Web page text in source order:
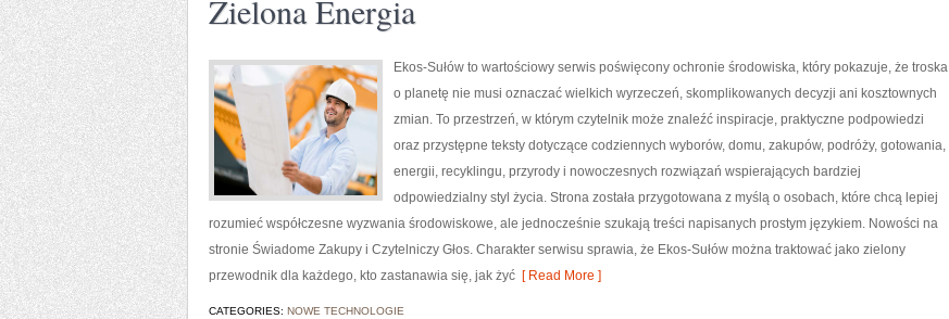
Zielona Energia
Ekos-Sułów to wartościowy serwis poświęcony ochronie środowiska, który pokazuje, że troska
o planetę nie musi oznaczać wielkich wyrzeczeń, skomplikowanych decyzji ani kosztownych
zmian. To przestrzeń, w którym czytelnik może znaleźć inspiracje, praktyczne podpowiedzi
oraz przystępne teksty dotyczące codziennych wyborów, domu, zakupów, podróży, gotowania,
energii, recyklingu, przyrody i nowoczesnych rozwiązań wspierających bardziej
odpowiedzialny styl życia. Strona została przygotowana z myślą o osobach, które chcą lepiej
rozumieć współczesne wyzwania środowiskowe, ale jednocześnie szukają treści napisanych prostym językiem. Nowości na
stronie Świadome Zakupy i Czytelniczy Głos. Charakter serwisu sprawia, że Ekos-Sułów można traktować jako zielony
przewodnik dla każdego, kto zastanawia się, jak żyć [ Read More ]
CATEGORIES: NOWE TECHNOLOGIE